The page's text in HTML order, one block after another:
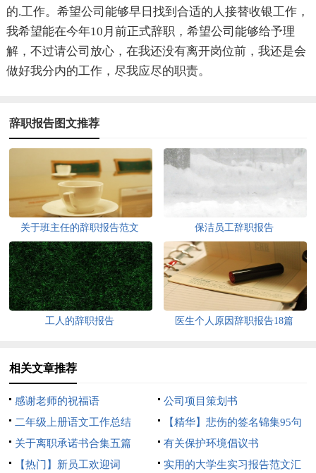
的.工作。希望公司能够早日找到合适的人接替收银工作，
我希望能在今年10月前正式辞职，希望公司能够给予理
解，不过请公司放心，在我还没有离开岗位前，我还是会
做好我分内的工作，尽我应尽的职责。
辞职报告图文推荐
关于班主任的辞职报告范文 保洁员工辞职报告
工人的辞职报告 医生个人原因辞职报告18篇
相关文章推荐
感谢老师的祝福语
公司项目策划书
二年级上册语文工作总结
【精华】悲伤的签名锦集95句
关于离职承诺书合集五篇
有关保护环境倡议书
【热门】新员工欢迎词
实用的大学生实习报告范文汇